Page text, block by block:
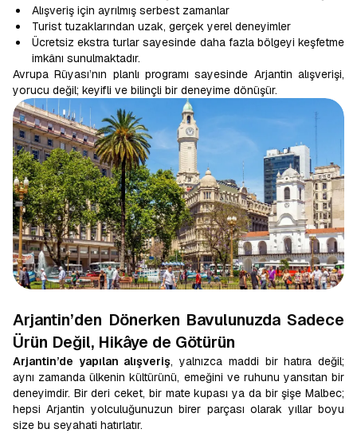
Alışveriş için ayrılmış serbest zamanlar
Turist tuzaklarından uzak, gerçek yerel deneyimler
Ücretsiz ekstra turlar sayesinde daha fazla bölgeyi keşfetme
imkânı sunulmaktadır.
Avrupa Rüyası’nın planlı programı sayesinde Arjantin alışverişi,
yorucu değil; keyifli ve bilinçli bir deneyime dönüşür.
Arjantin’den Dönerken Bavulunuzda Sadece
Ürün Değil, Hikâye de Götürün
Arjantin’de yapılan alışveriş, yalnızca maddi bir hatıra değil;
aynı zamanda ülkenin kültürünü, emeğini ve ruhunu yansıtan bir
deneyimdir. Bir deri ceket, bir mate kupası ya da bir şişe Malbec;
hepsi Arjantin yolculuğunuzun birer parçası olarak yıllar boyu
size bu seyahati hatırlatır.